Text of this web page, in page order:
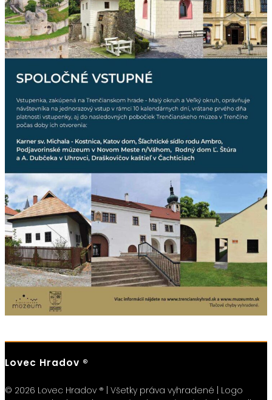
Lovec Hradov ®
© 2026 Lovec Hradov ® | Všetky práva vyhradené | Logo